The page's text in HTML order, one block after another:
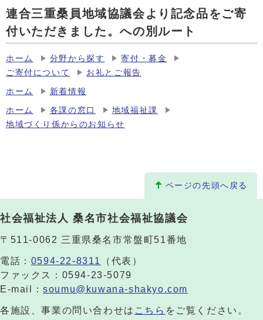
連合三重桑員地域協議会より記念品をご寄
付いただきました。への別ルート
ホーム 分野から探す
寄付・募金
ご寄付について
お礼とご報告
ホーム 新着情報
ホーム 各課の窓口
地域福祉課
地域づくり係からのお知らせ
ページの先頭へ戻る
社会福祉法人 桑名市社会福祉協議会
〒511-0062 三重県桑名市常盤町51番地
電話： 0594-22-8311
（代表）
ファックス：0594-23-5079
E-mail：soumu@kuwana-shakyo.com
各施設、事業の問い合わせは こちら をご覧ください。